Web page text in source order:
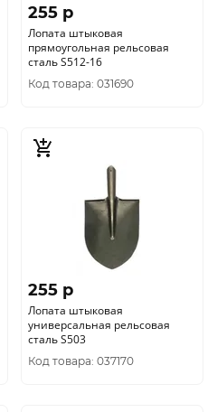
255 p
Лопата штыковая
прямоугольная рельсовая
сталь S512-16
Код товара: 031690
255 p
Лопата штыковая
универсальная рельсовая
сталь S503
Код товара: 037170